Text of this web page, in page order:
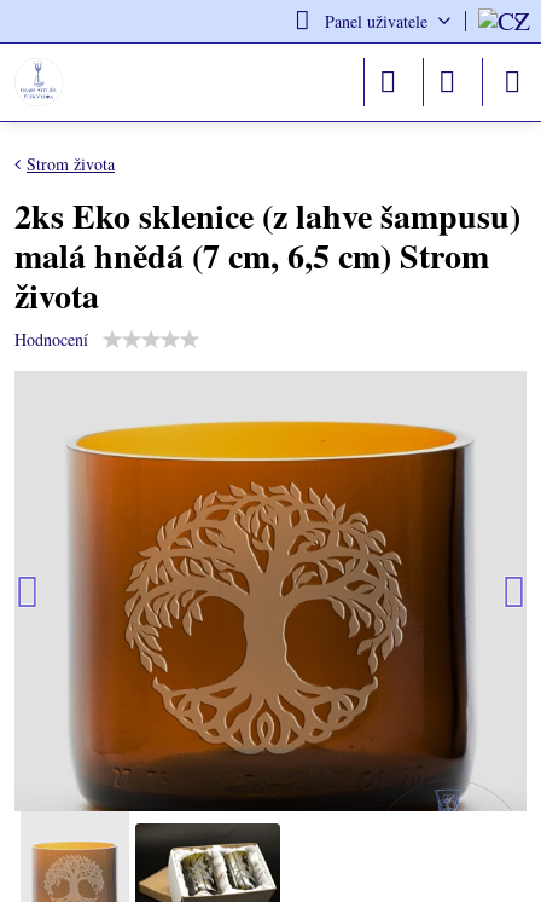
Panel uživatele
Strom života
2ks Eko sklenice (z lahve šampusu)
malá hnědá (7 cm, 6,5 cm) Strom
života
Hodnocení